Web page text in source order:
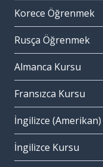
Korece Öğrenmek
Rusça Öğrenmek
Almanca Kursu
Fransızca Kursu
İngilizce
İngilizce Kursu